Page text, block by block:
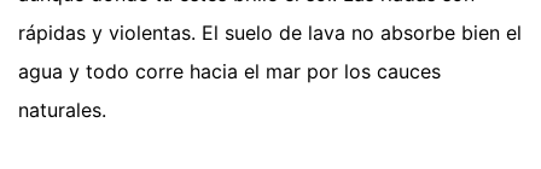
rápidas y violentas. El suelo de lava no absorbe bien el
agua y todo corre hacia el mar por los cauces
naturales.